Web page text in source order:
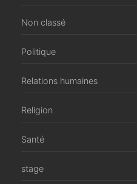
Non classé
Politique
Relations humaines
Religion
Santé
stage